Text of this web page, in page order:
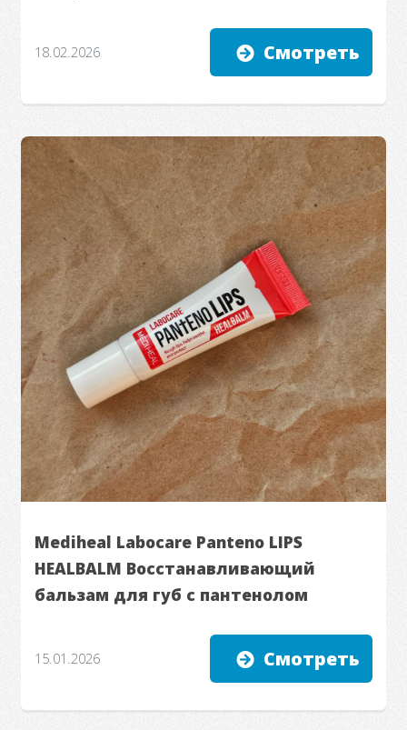
18.02.2026 Смотреть
Mediheal Labocare Panteno LIPS
HEALBALM Восстанавливающий
бальзам для губ с пантенолом
15.01.2026 Смотреть